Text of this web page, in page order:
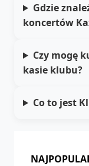
Gdzie
koncertów
Czy mogę
kasie klubu?
Co to jest